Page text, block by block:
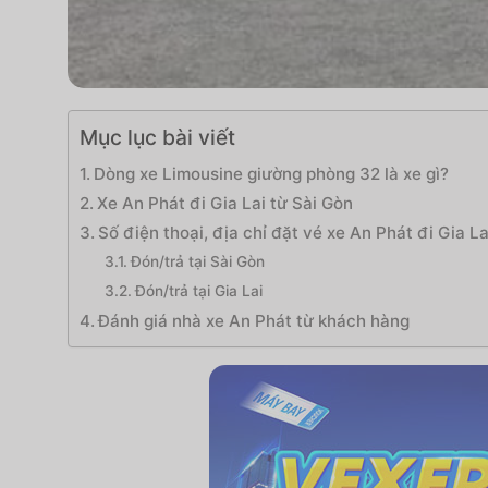
Mục lục bài viết
Dòng xe Limousine giường phòng 32 là xe gì?
Xe An Phát đi Gia Lai từ Sài Gòn
Số điện thoại, địa chỉ đặt vé xe An Phát đi Gia
Đón/trả tại Sài Gòn
Đón/trả tại Gia Lai
Đánh giá nhà xe An Phát từ khách hàng